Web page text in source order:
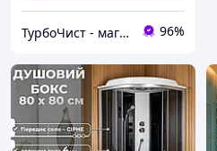
ТурбоЧист - магазин сантехніки 96%